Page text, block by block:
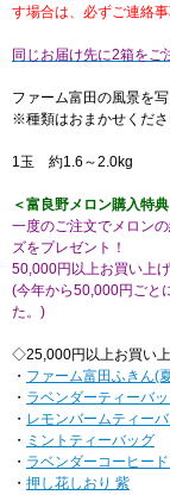
す場合は、必ずご連絡
同じお届け先に2箱をご
ファーム富田の風景を
※種類はおまかせくださ
1玉 約1.6～2.0kg
＜富良野メロン購入特典
一度のご注文でメロン
ズをプレゼント！
50,000円以上お買い上
(今年から50,000円ごと
た。)
◇25,000円以上お買い
・ ファーム富田ふきん(
・ ラベンダーティーバ
・ レモンバームティー
・ ミントティーバッグ
・ ラベンダーコーヒー
・ 押し花しおり 紫